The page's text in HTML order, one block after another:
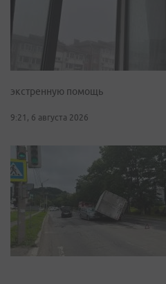
экстренную помощь
9:21, 6 августа 2026